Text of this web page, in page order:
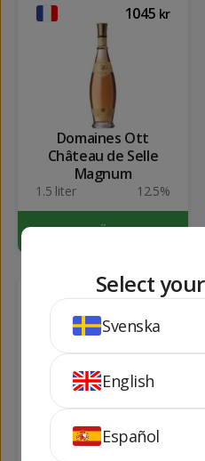
1045 kr
Domaines Ott
Château de Selle
Magnum
1.5 liter 12.5%
KÖP
187kr
Pétale de Rose
13.5%
Select
Svenska
English
Español